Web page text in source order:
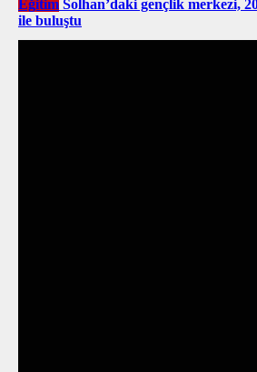
Eğitim Solhan’daki gençlik merkezi,
ile buluştu